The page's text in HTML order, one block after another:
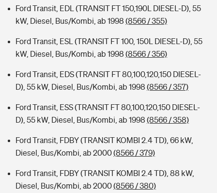
Ford Transit, EDL (TRANSIT FT 150,190L DIESEL-D), 55
kW, Diesel, Bus/Kombi, ab 1998 (8566 / 355)
Ford Transit, ESL (TRANSIT FT 100, 150L DIESEL-D), 55
kW, Diesel, Bus/Kombi, ab 1998 (8566 / 356)
Ford Transit, EDS (TRANSIT FT 80,100,120,150 DIESEL-
D), 55 kW, Diesel, Bus/Kombi, ab 1998 (8566 / 357)
Ford Transit, ESS (TRANSIT FT 80,100,120,150 DIESEL-
D), 55 kW, Diesel, Bus/Kombi, ab 1998 (8566 / 358)
Ford Transit, FDBY (TRANSIT KOMBI 2.4 TD), 66 kW,
Diesel, Bus/Kombi, ab 2000(8566 / 379)
Ford Transit, FDBY (TRANSIT KOMBI 2.4 TD), 88 kW,
Diesel, Bus/Kombi, ab 2000(8566 / 380)